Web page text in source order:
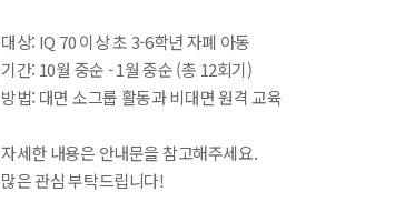
대상: IQ 70 이상 초 3-6학년 자폐 아동
기간: 10월 중순 - 1월 중순 (총 12회기)
방법: 대면 소그룹 활동과 비대면 원격 교육
자세한 내용은 안내문을 참고해주세요.
많은 관심 부탁드립니다!